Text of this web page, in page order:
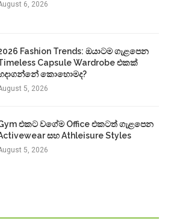
6, 2026
Fashion Trends: ඔයාටම ගැළපෙන
Capsule Wardrobe එකක්
කොහොමද?
5, 2026
එකට වගේම Office එකටත් ගැළපෙන
සහ Athleisure Styles
5, 2026